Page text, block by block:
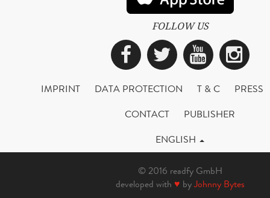
FOLLOW US
Facebook
Twitter
IMPRINT DATA PROTECTION T & C
PRESS
CONTACT
PUBLISHER
ENGLISH
© 2016 readfy GmbH
developed with ♥ byJohnny Bytes